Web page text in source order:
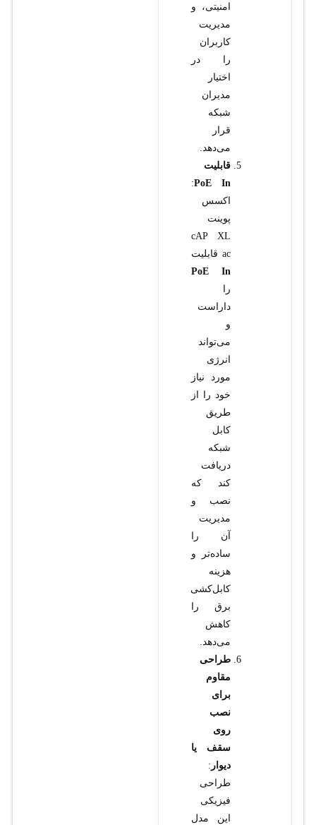
امنیتی، و
مدیریت
کاربران
را در
اختیار
مدیران
شبکه
قرار
می‌دهد.
قابلیت
PoE In
:
اکسس
پوینت
cAP XL
ac قابلیت
PoE In
را
داراست
و
می‌تواند
انرژی
مورد نیاز
خود را از
طریق
کابل
شبکه
دریافت
کند که
نصب و
مدیریت
آن را
ساده‌تر و
هزینه
کابل‌کشی
برق را
کاهش
می‌دهد.
طراحی
مقاوم
برای
نصب
روی
سقف یا
دیوار :
طراحی
فیزیکی
این مدل